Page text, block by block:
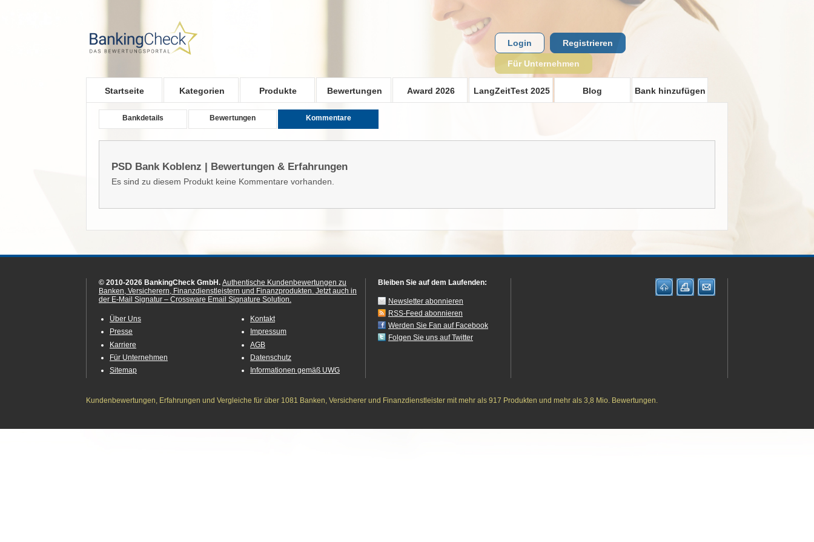
Startseite Kategorien Produkte Bewertungen Award 2026 LangZeitTest 2025 Blog Bank hinzufügen
Login Registrieren
Für Unternehmen
Bankdetails Bewertungen Kommentare
PSD Bank Koblenz | Bewertungen & Erfahrungen
Es sind zu diesem Produkt keine Kommentare vorhanden.
© 2010-2026 BankingCheck GmbH. Authentische Kundenbewertungen zu
Banken, Versicherern, Finanzdienstleistern und Finanzprodukten. Jetzt auch in
der E-Mail Signatur – Crossware Email Signature Solution.
Über Uns
Presse
Karriere
Für Unternehmen
Sitemap
Kontakt
Impressum
AGB
Datenschutz
Informationen gemäß UWG
Bleiben Sie auf dem Laufenden:
Newsletter abonnieren
RSS-Feed abonnieren
Werden Sie Fan auf Facebook
Folgen Sie uns auf Twitter
Kundenbewertungen, Erfahrungen und Vergleiche für über 1081 Banken, Versicherer und Finanzdienstleister mit mehr als 917 Produkten und mehr als 3,8 Mio. Bewertungen.